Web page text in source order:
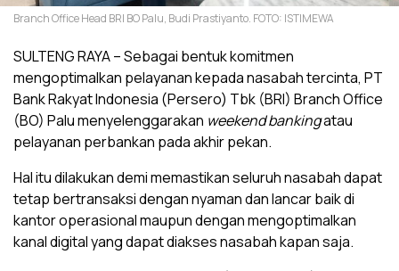
Branch Office Head BRI BO Palu, Budi Prastiyanto. FOTO: ISTIMEWA
SULTENG RAYA – Sebagai bentuk komitmen
mengoptimalkan pelayanan kepada nasabah tercinta, PT
Bank Rakyat Indonesia (Persero) Tbk (BRI) Branch Office
(BO) Palu menyelenggarakan weekend bankingatau
pelayanan perbankan pada akhir pekan.
Hal itu dilakukan demi memastikan seluruh nasabah dapat
tetap bertransaksi dengan nyaman dan lancar baik di
kantor operasional maupun dengan mengoptimalkan
kanal digital yang dapat diakses nasabah kapan saja.